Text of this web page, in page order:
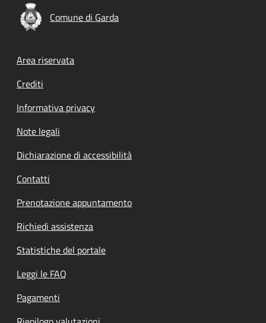
Comune di Garda
Footer menu
Area riservata
Crediti
Informativa privacy
Note legali
Dichiarazione di accessibilità
Contatti
Prenotazione appuntamento
Richiedi assistenza
Statistiche del portale
Leggi le FAQ
Pagamenti